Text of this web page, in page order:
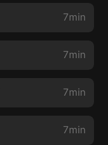
7min
7min
7min
7min